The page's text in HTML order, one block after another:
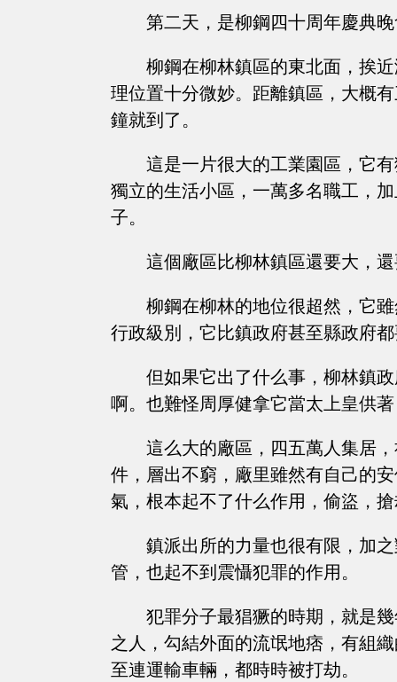
第二天，是柳鋼四十周年慶典
柳鋼在柳林鎮區的東北面，挨
理位置十分微妙。距離鎮區，大概
鐘就到了。
這是一片很大的工業園區，它
獨立的生活小區，一萬多名職工，
子。
這個廠區比柳林鎮區還要大，
柳鋼在柳林的地位很超然，它
行政級別，它比鎮政府甚至縣政府
但如果它出了什么事，柳林鎮
啊。也難怪周厚健拿它當太上皇供
這么大的廠區，四五萬人集居
件，層出不窮，廠里雖然有自己的
氣，根本起不了什么作用，偷盜，
鎮派出所的力量也很有限，加
管，也起不到震懾犯罪的作用。
犯罪分子最猖獗的時期，就是
之人，勾結外面的流氓地痞，有組
至連運輸車輛，都時時被打劫。